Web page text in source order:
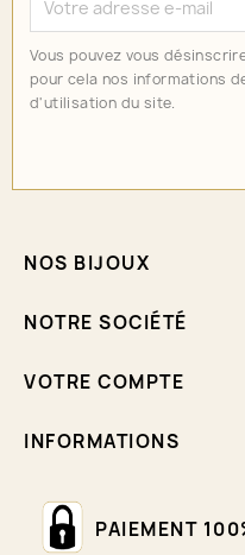
Vous pouvez vous
pour cela nos informations
d'utilisation du site.
NOS BIJOUX
NOTRE SOCIÉTÉ
VOTRE COMPTE
INFORMATIONS
PAIEMENT